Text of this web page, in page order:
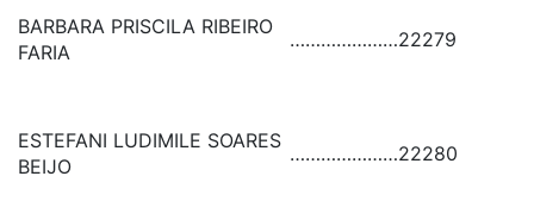
BARBARA PRISCILA RIBEIRO
FARIA
…………………22279
ESTEFANI LUDIMILE SOARES
BEIJO
…………………22280